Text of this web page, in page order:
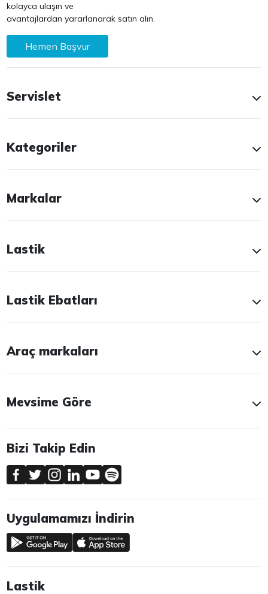
kolayca ulaşın ve
avantajlardan yararlanarak satın alın.
Hemen Başvur
Servislet
Kategoriler
Markalar
Lastik
Lastik Ebatları
Araç markaları
Mevsime Göre
Bizi Takip Edin
Uygulamamızı İndirin
Lastik